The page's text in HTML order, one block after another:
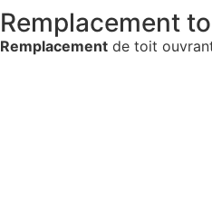
Remplacement
Remplacement de toit